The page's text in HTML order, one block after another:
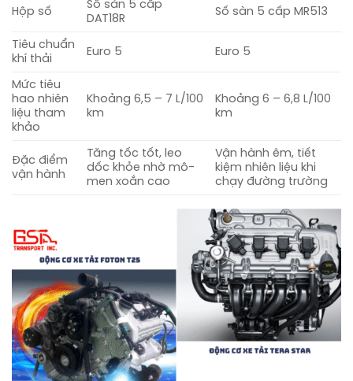
Hộp số
Số sàn 5 cấp
DAT18R
Số sàn 5 cấp MR513
Tiêu chuẩn
khí thải
Euro 5 Euro 5
Mức tiêu
hao nhiên
liệu tham
khảo
Khoảng 6,5 – 7 L/100
km
Khoảng 6 – 6,8 L/100
km
Đặc điểm
vận hành
Tăng tốc tốt, leo
dốc khỏe nhờ mô-
men xoắn cao
Vận hành êm, tiết
kiệm nhiên liệu khi
chạy đường trường